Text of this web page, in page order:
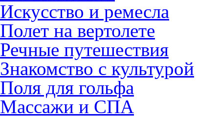
Искусство и ремесла
Полет на вертолете
Речные путешествия
Знакомство с культурой
Поля для гольфа
Массажи и СПА